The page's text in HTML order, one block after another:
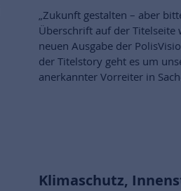
„Zukunft gestalten – aber
Überschrift auf der
neuen Ausgabe der
der Titelstory geht es um
anerkannter Vorreiter in
Klimaschutz,